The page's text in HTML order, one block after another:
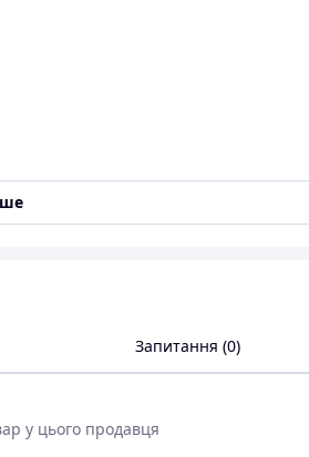
Запитання (0)
у цього продавця